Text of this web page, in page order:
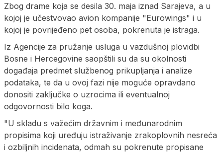
Zbog drame koja se desila 30. maja iznad Sarajeva, a u
kojoj je učestvovao avion kompanije "Eurowings" i u
kojoj je povrijeđeno pet osoba, pokrenuta je istraga.
Iz Agencije za pružanje usluga u vazdušnoj plovidbi
Bosne i Hercegovine saopštili su da su okolnosti
događaja predmet službenog prikupljanja i analize
podataka, te da u ovoj fazi nije moguće opravdano
donositi zaključke o uzrocima ili eventualnoj
odgovornosti bilo koga.
"U skladu s važećim državnim i međunarodnim
propisima koji uređuju istraživanje zrakoplovnih nesreća
i ozbiljnih incidenata, odmah su pokrenute propisane